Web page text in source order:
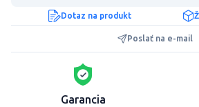
Dotaz na produkt
Poslať na e-mail
Garancia